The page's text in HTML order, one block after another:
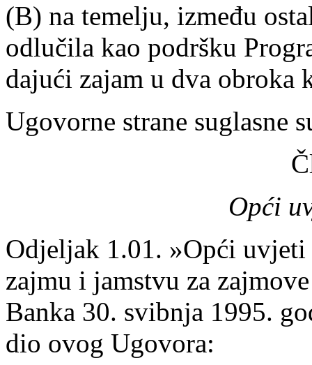
(B) na temelju, između
odlučila kao podršku
dajući zajam u dva obroka
Ugovorne strane suglasne
Opći
Odjeljak 1.01. »Opći
zajmu i jamstvu za
Banka 30. svibnja 1995.
dio ovog Ugovora: